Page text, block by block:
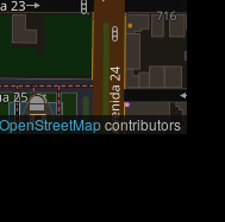
OpenStreetMapcontributors